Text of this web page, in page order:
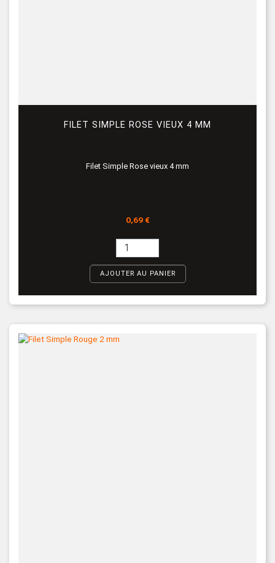
FILET SIMPLE ROSE VIEUX 4 MM
Filet Simple Rose vieux 4 mm
Prix
0,69 €
AJOUTER AU PANIER